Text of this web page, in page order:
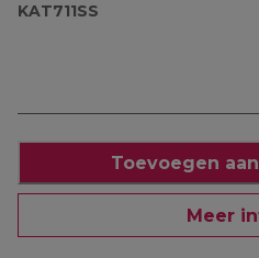
KAT711SS
Toevoegen
Meer